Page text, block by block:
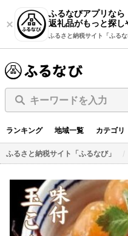
ふるなびアプリなら
返礼品がもっと探し
ふるさと納税サイト「ふるな
キーワードを入力
ランキング 地域一覧 カテゴリ
ふるさと納税サイト「ふるなび」